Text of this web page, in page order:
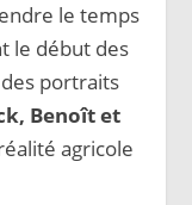
le temps
le début des
portraits
Benoît et
agricole